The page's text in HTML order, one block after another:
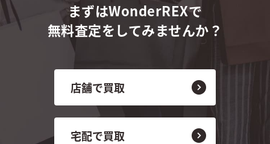
まずはWonderREXで
無料査定をしてみませんか？
店舗で買取
宅配で買取